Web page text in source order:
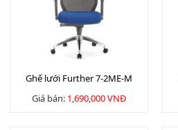
Ghế lưới Further 7-2ME-M
Giá bán: 1,690,000 VNĐ